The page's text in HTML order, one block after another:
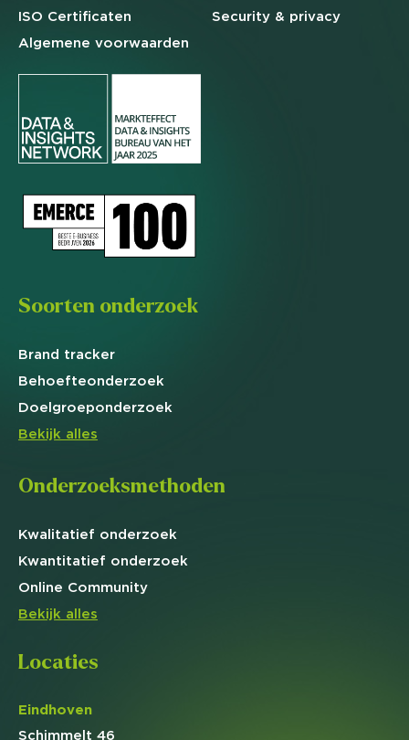
ISO Certificaten
Algemene voorwaarden
Security & privacy
Soorten onderzoek
Brand tracker
Behoefteonderzoek
Doelgroeponderzoek
Bekijk alles
Onderzoeksmethoden
Kwalitatief onderzoek
Kwantitatief onderzoek
Online Community
Bekijk alles
Locaties
Eindhoven
Schimmelt 46